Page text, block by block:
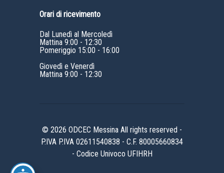
Orari di ricevimento
Dal Lunedì al Mercoledì
Mattina 9:00 - 12:30
Pomeriggio 15:00 - 16:00
Giovedì e Venerdì
Mattina 9:00 - 12:30
© 2026 ODCEC Messina All rights reserved -
P.IVA P.IVA 02611540838 - C.F. 80005660834
- Codice Univoco UFIHRH